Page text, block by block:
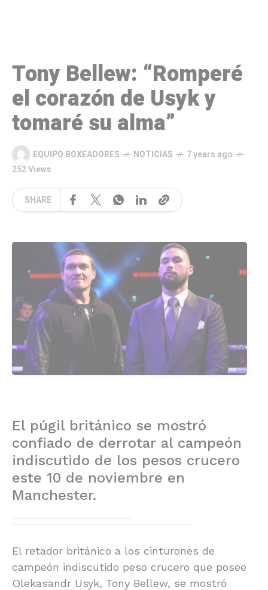
Tony Bellew: “Romperé
el corazón de Usyk y
tomaré su alma”
EQUIPO BOXEADORES NOTICIAS
7 years ago
252 Views
SHARE
El púgil británico se mostró
confiado de derrotar al campeón
indiscutido de los pesos crucero
este 10 de noviembre en
Manchester.
El retador británico a los cinturones de
campeón indiscutido peso crucero que posee
Olekasandr Usyk, Tony Bellew, se mostró